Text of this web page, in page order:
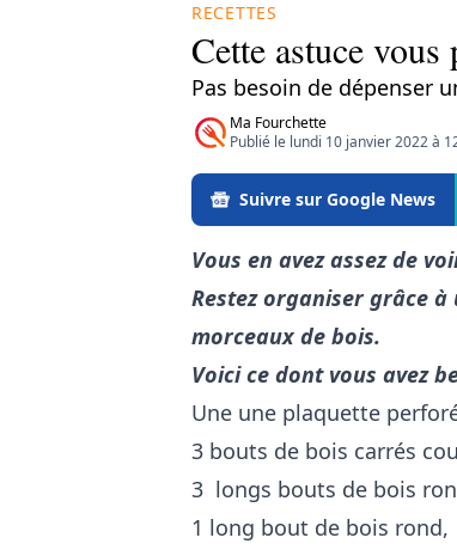
RECETTES
Cette astuce
Pas besoin de dépenser
Ma Fourchette
Publié le lundi 10 janvier 2022 à
Suivre sur Google News
Vous en avez assez de
Restez organiser grâce
morceaux de bois.
Voici ce dont vous avez
Une une plaquette
3 bouts de bois carrés
3 longs bouts de bois
1 long bout de bois